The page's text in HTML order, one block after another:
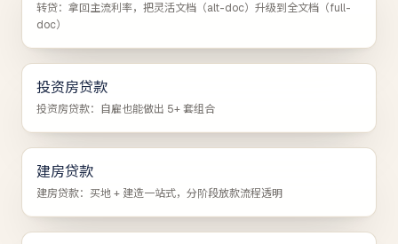
转贷：拿回主流利率，把灵活文档（alt-doc）升级到全文档（full-
doc）
投资房贷款
投资房贷款：自雇也能做出 5+ 套组合
建房贷款
建房贷款：买地 + 建造一站式，分阶段放款流程透明